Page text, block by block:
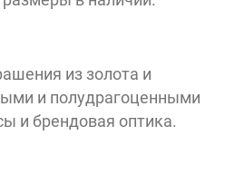
из золота и
и полудрагоценными
и брендовая оптика.